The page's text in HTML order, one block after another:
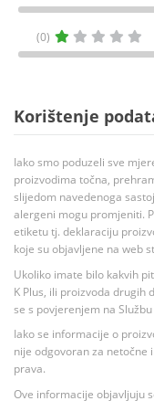
(0)
Korištenje
Iako smo poduzeli sve
proizvodima točna,
slijedom navedenoga
alergeni mogu promjeniti.
etiketu tj. deklaraciju
koje su objavljene na web
Ukoliko imate bilo kakvih
K Plus, ili proizvoda drugih
se s povjerenjem na
Iako se informacije o
nije odgovoran za netočne
prava.
Ove informacije objavljuju